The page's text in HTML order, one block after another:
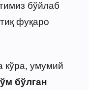
бўйлаб
фуқаро
кўра, умумий
бўлган